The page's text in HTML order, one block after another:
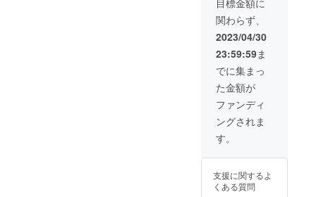
し」と
ご記載
くださ
※「無期
限」と
及び牧
場が存
いる限
味で
す。
す。ご
予約時
に購入
報とナ
ンバー
をお伝
えくだ
さい。
※こちら
のご支
客様も
HPへお
名前の
掲載が
ク代は
含まれ
ており
ませ
ん。
当日は
お飲み
になっ
た分だ
けお会
計させ
す。 ※
券は
メール
目標金額に
関わらず、
2023/04/30
23:59:59ま
でに集まっ
た金額が
ファンディ
ングされま
す。
支援に関するよ
くある質問